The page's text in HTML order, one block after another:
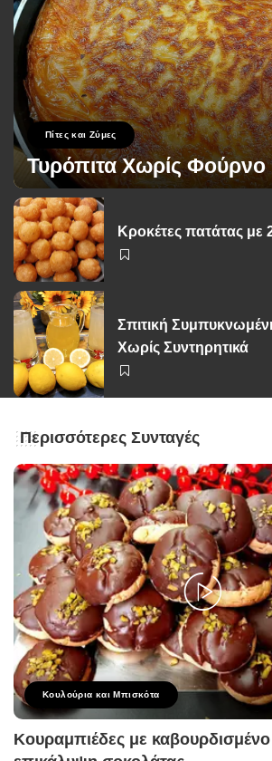
Πίτες και Ζύμες
Τυρόπιτα Χωρίς Φούρνο
Posted
by
George Zolis 17 Σεπτεμβρίου 2024
Κροκέτες πατάτας με
Σπιτική
Χωρίς Συντηρητικά
Περισσότερες Συνταγές
Κουλούρια και Μπισκότα
Κουραμπιέδες με